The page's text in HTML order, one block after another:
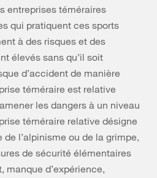
entreprises téméraires
qui pratiquent ces sports
à des risques et des
élevés sans qu’il soit
d’accident de manière
téméraire est relative
les dangers à un niveau
téméraire relative désigne
l’alpinisme ou de la grimpe,
de sécurité élémentaires
manque d’expérience,